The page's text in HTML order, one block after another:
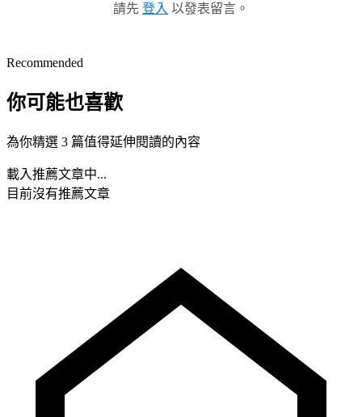
請先 登入 以發表留言。
Recommended
你可能也喜歡
為你精選 3 篇值得延伸閱讀的內容
載入推薦文章中...
目前沒有推薦文章